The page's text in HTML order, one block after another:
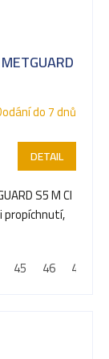
do 7 dnů
DETAIL
S5 M CI
propíchnutí,
45 46 47